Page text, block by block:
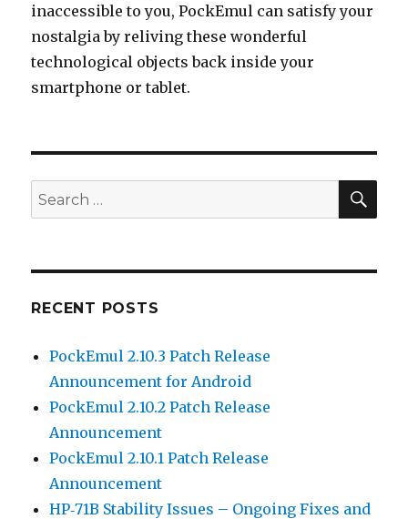
inaccessible to you, PockEmul can satisfy your
nostalgia by reliving these wonderful
technological objects back inside your
smartphone or tablet.
Search
for:
RECENT POSTS
PockEmul 2.10.3 Patch Release
Announcement for Android
PockEmul 2.10.2 Patch Release
Announcement
PockEmul 2.10.1 Patch Release
Announcement
HP‑71B Stability Issues – Ongoing Fixes and